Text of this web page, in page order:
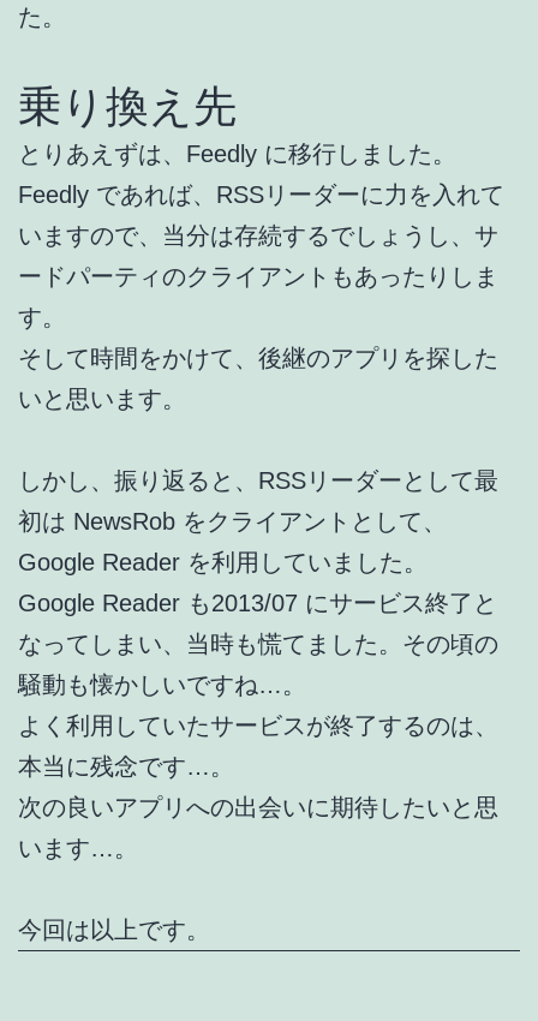
た。
乗り換え先
とりあえずは、Feedly に移行しました。
Feedly であれば、RSSリーダーに力を入れて
いますので、当分は存続するでしょうし、サ
ードパーティのクライアントもあったりしま
す。
そして時間をかけて、後継のアプリを探した
いと思います。
しかし、振り返ると、RSSリーダーとして最
初は NewsRob をクライアントとして、
Google Reader を利用していました。
Google Reader も2013/07 にサービス終了と
なってしまい、当時も慌てました。その頃の
騒動も懐かしいですね…。
よく利用していたサービスが終了するのは、
本当に残念です…。
次の良いアプリへの出会いに期待したいと思
います…。
今回は以上です。